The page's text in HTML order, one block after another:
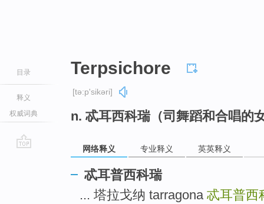
目录
释义
权威词典
Terpsichore
[tə:p'sikəri]
n. 忒耳西科瑞（司舞蹈和合唱的
网络释义 专业释义 英英释义
忒耳普西科瑞
... 塔拉戈纳 tarragona 忒耳普